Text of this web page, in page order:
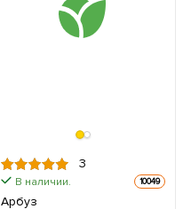
3
В наличии. 10049
Арбуз